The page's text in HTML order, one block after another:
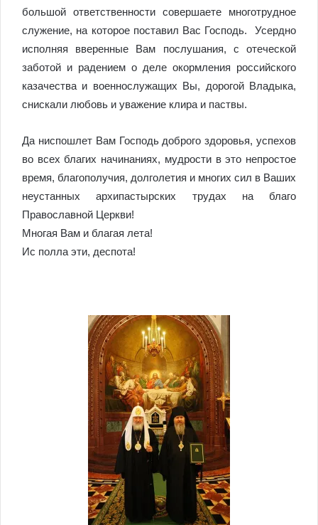
большой ответственности совершаете многотрудное
служение, на которое поставил Вас Господь. Усердно
исполняя вверенные Вам послушания, с отеческой
заботой и радением о деле окормления российского
казачества и военнослужащих Вы, дорогой Владыка,
снискали любовь и уважение клира и паствы.
Да ниспошлет Вам Господь доброго здоровья, успехов
во всех благих начинаниях, мудрости в это непростое
время, благополучия, долголетия и многих сил в Ваших
неустанных архипастырских трудах на благо
Православной Церкви!
Многая Вам и благая лета!
Ис полла эти, деспота!